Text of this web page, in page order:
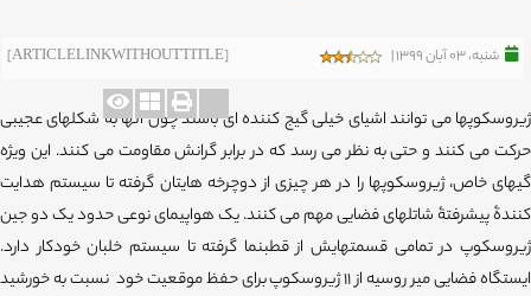
شنبه، 03 آبان 1399 | [ARTICLELINKWITHOUTTITLE]
ژیروسکوپها می توانند اشیای خیلی گیج کننده ای باشند چون آنها به شکلهای عجیبی
حرکت می کنند و حتی به نظر می رسد که در برابر گرانش مقاومت می کنند. این ویژه
گیهای خاص، ژیروسکوپها را در هر چیزی از دوچرخه هایتان گرفته تا سیستم هدایت
کنندۀ پیشرفتۀ شاتلهای فضایی مهم می کنند. یک هواپیمای نوعی حدود یک دو جین
ژیروسکوپ در تمامی قسمتهایش از قطبنما گرفته تا سیستم خلبان خودکار دارد.
ایستگاه فضایی میر روسیه از 11 ژیروسکوپ برای حفظ موقعیت خود نسبت به خورشید